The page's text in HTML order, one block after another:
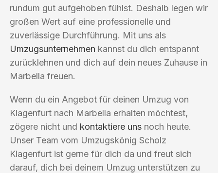
rundum gut aufgehoben fühlst. Deshalb legen wir
großen Wert auf eine professionelle und
zuverlässige Durchführung. Mit uns als
Umzugsunternehmen kannst du dich entspannt
zurücklehnen und dich auf dein neues Zuhause in
Marbella freuen.
Wenn du ein Angebot für deinen Umzug von
Klagenfurt nach Marbella erhalten möchtest,
zögere nicht und kontaktiere uns noch heute.
Unser Team vom Umzugskönig Scholz
Klagenfurt ist gerne für dich da und freut sich
darauf, dich bei deinem Umzug unterstützen zu